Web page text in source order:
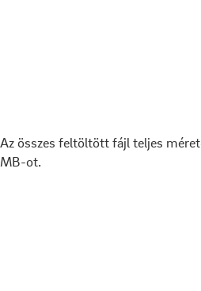
Az összes feltöltött fájl teljes
MB-ot.